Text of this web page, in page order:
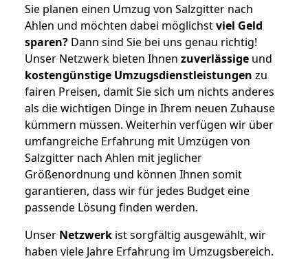
Sie planen einen Umzug von Salzgitter nach
Ahlen und möchten dabei möglichstviel Geld
sparen? Dann sind Sie bei uns genau richtig!
Unser Netzwerk bieten Ihnen zuverlässige und
kostengünstige Umzugsdienstleistungen zu
fairen Preisen, damit Sie sich um nichts anderes
als die wichtigen Dinge in Ihrem neuen Zuhause
kümmern müssen. Weiterhin verfügen wir über
umfangreiche Erfahrung mit Umzügen von
Salzgitter nach Ahlen mit jeglicher
Größenordnung und können Ihnen somit
garantieren, dass wir für jedes Budget eine
passende Lösung finden werden.
Unser Netzwerk ist sorgfältig ausgewählt, wir
haben viele Jahre Erfahrung im Umzugsbereich.